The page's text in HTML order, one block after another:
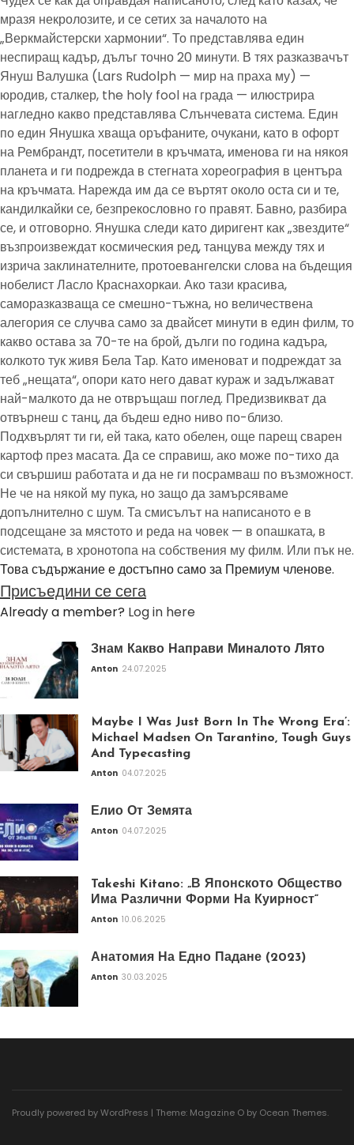
мразя некролозите, и се сетих за началото на
„Веркмайстерски хармонии“. То представлява един
неспиращ кадър, дълъг точно 20 минути. В тях разказвачът
Януш Валушка (Lars Rudolph — мир на праха му) —
юродив, сталкер, the holy fool на града — илюстрира
нагледно какво представлява Слънчевата система. Един
по един Янушка хваща оръфаните, очукани, като в офорт
на Рембрандт, посетители в кръчмата, именова ги на някоя
планета и ги подрежда в стегната хореография в центъра
на кръчмата. Нарежда им да се въртят около оста си и те,
кандилкайки се, безпрекословно го правят. Бавно, разбира
се, и отговорно. Янушка следи като диригент как „звездите“
възпроизвеждат космическия ред, танцува между тях и
изрича заклинателните, протоевангелски слова на бъдещия
нобелист Ласло Краснахоркаи. Ако тази красива,
саморазказваща се смешно-тъжна, но величествена
алегория се случва само за двайсет минути в един филм, то
какво остава за 70-те на брой, дълги по година кадъра,
колкото тук живя Бела Тар. Като именоват и подреждат за
теб „нещата“, опори като него дават кураж и задължават
най-малкото да не отвръщаш поглед. Предизвикват да
отвърнеш с танц, да бъдеш едно ниво по-близо.
Подхвърлят ти ги, ей така, като обелен, още парещ сварен
картоф през масата. Да се справиш, ако може по-тихо да
си свършиш работата и да не ги посрамваш по възможност.
Не че на някой му пука, но защо да замърсяваме
допълнително с шум. Та смисълът на написаното е в
подсещане за мястото и реда на човек — в опашката, в
системата, в хронотопа на собствения му филм. Или пък не.
Това съдържание е достъпно само за Премиум членове.
Присъедини се сега
Already a member? Log in here
Знам Какво Направи Миналото Лято
Anton 24.07.2025
Maybe I Was Just Born In The Wrong Era’:
Michael Madsen On Tarantino, Tough Guys
And Typecasting
Anton 04.07.2025
Елио От Земята
Anton 04.07.2025
Takeshi Kitano: „В Японското Общество
Има Различни Форми На Куирност“
Anton 10.06.2025
Анатомия На Едно Падане (2023)
Anton 30.03.2025
Proudly powered by WordPress | Theme: Magazine O by Ocean Themes.